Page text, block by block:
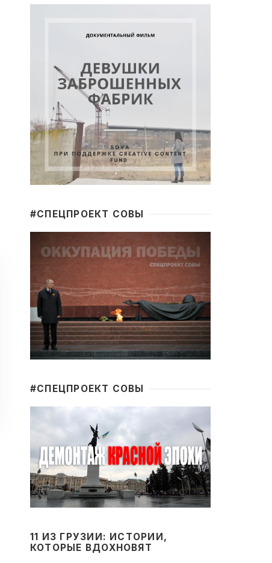
#CПЕЦПРОЕКТ СОВЫ
#CПЕЦПРОЕКТ СОВЫ
11 ИЗ ГРУЗИИ: ИСТОРИИ,
КОТОРЫЕ ВДОХНОВЯТ